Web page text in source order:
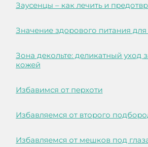
Заусенцы – как лечить и
Значение здорового питания
Зона декольте: деликатный уход
кожей
Избавимся от перхоти
Избавляемся от второго
Избавляемся от мешков под